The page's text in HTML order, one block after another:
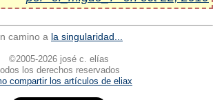
camino a la singularidad...
©2005-2026 josé c. elías
los derechos reservados
compartir los artículos de eliax